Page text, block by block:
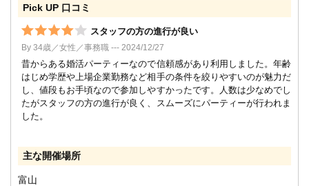
Pick UP 口コミ
スタッフの方の進行が良い
By 34歳／女性／事務職 --- 2024/12/27
昔からある婚活パーティーなので信頼感があり利用しました。年齢
はじめ学歴や上場企業勤務など相手の条件を絞りやすいのが魅力だ
し、値段もお手頃なので参加しやすかったです。人数は少なめでし
たがスタッフの方の進行が良く、スムーズにパーティーが行われま
した。
主な開催場所
富山